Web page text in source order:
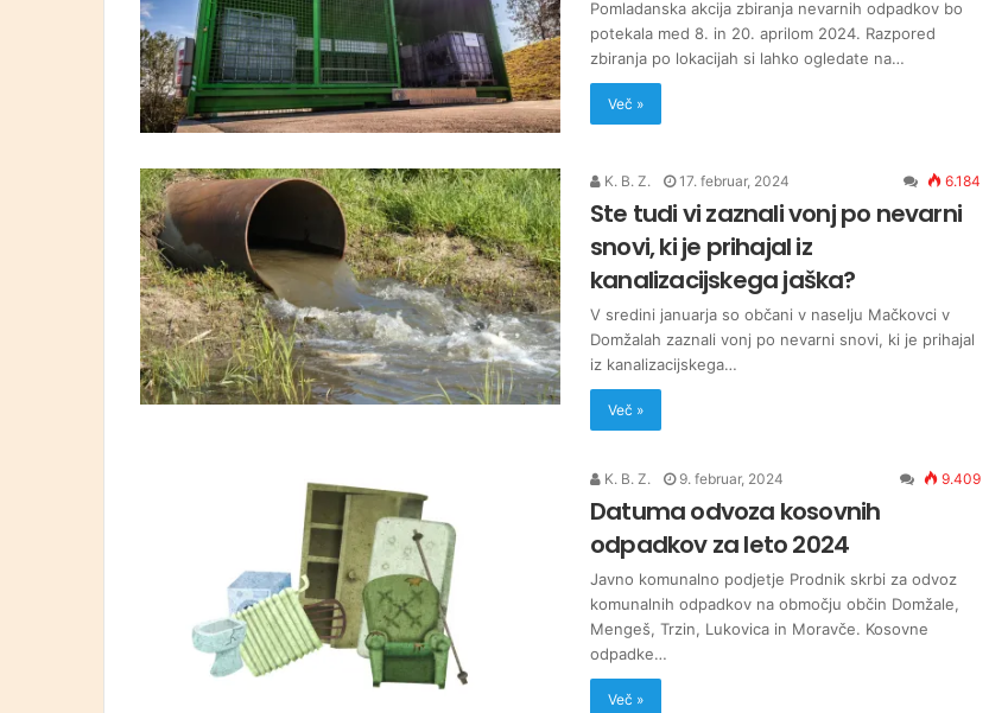
Pomladanska akcija zbiranja nevarnih odpadkov bo
potekala med 8. in 20. aprilom 2024. Razpored
zbiranja po lokacijah si lahko ogledate na…
Več »
K. B. Z. 17. februar, 2024 6.184
Ste tudi vi zaznali vonj po nevarni
snovi, ki je prihajal iz
kanalizacijskega jaška?
V sredini januarja so občani v naselju Mačkovci v
Domžalah zaznali vonj po nevarni snovi, ki je prihajal
iz kanalizacijskega…
Več »
K. B. Z. 9. februar, 2024 9.409
Datuma odvoza kosovnih
odpadkov za leto 2024
Javno komunalno podjetje Prodnik skrbi za odvoz
komunalnih odpadkov na območju občin Domžale,
Mengeš, Trzin, Lukovica in Moravče. Kosovne
odpadke…
Več »